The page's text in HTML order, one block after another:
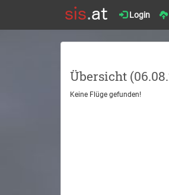
Login
Übersicht
Keine Flüge gefunden!